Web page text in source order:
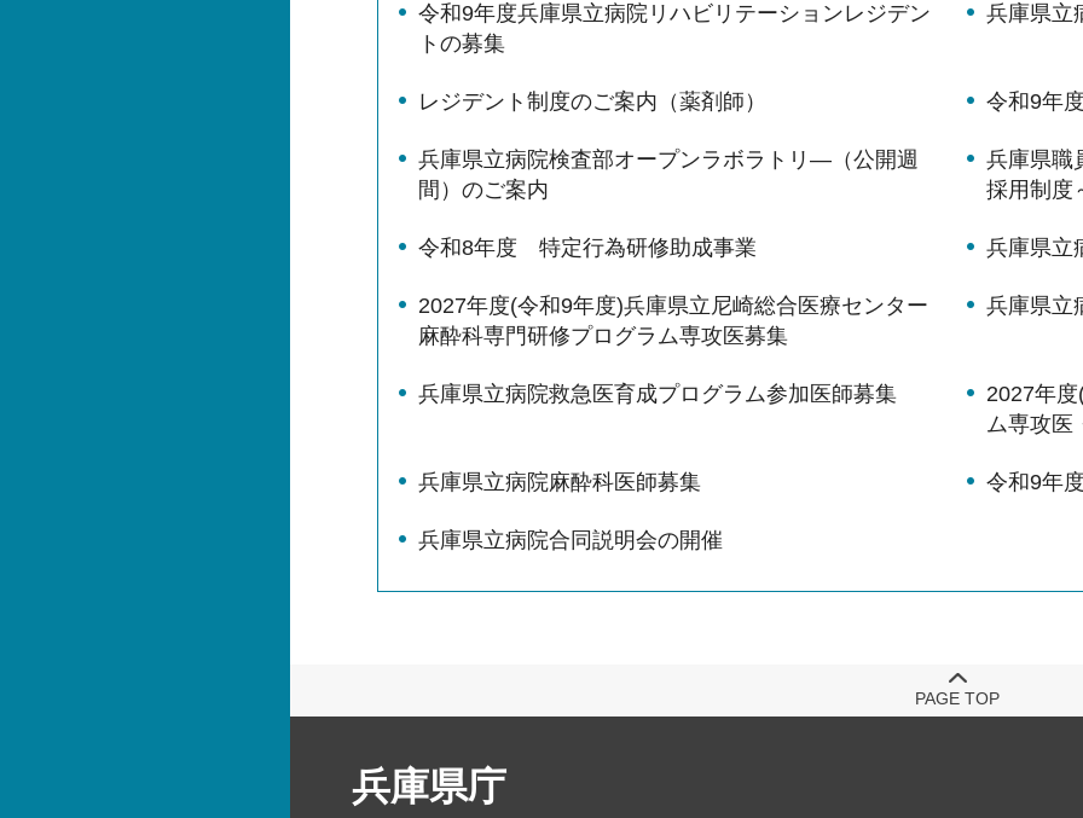
令和9年度兵庫県立病院リハビリテーションレジデン
トの募集
兵庫県立
レジデント制度のご案内（薬剤師） 令和9年
兵庫県立病院検査部オープンラボラトリ―（公開週
間）のご案内
兵庫県職
採用制度
令和8年度 特定行為研修助成事業 兵庫県立
2027年度(令和9年度)兵庫県立尼崎総合医療センター
麻酔科専門研修プログラム専攻医募集
兵庫県立
兵庫県立病院救急医育成プログラム参加医師募集
2027年
ム専攻医
兵庫県立病院麻酔科医師募集 令和9年
兵庫県立病院合同説明会の開催
PAGE TOP
兵庫県庁